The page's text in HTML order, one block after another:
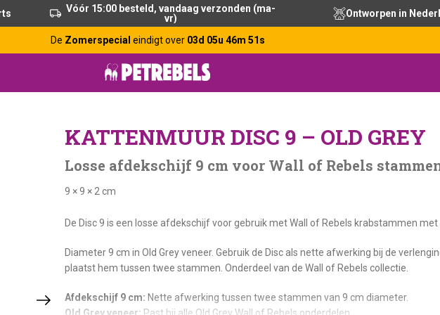
Vóór 15:00 besteld, vandaag verzonden (ma-
vr)
Ontworpen in
De Zomerspecial eindigt over 03d 05u 46m 51s
KATTENMUUR DISC 9 – OLD GREY
Losse afdekschijf 9 cm voor Wall of Rebels
9 × 9 × 2 cm
De Disc 9 is een losse afdekschijf voor gebruik met Wall of Rebels krabstammen
Diameter 9 cm in Old Grey veneer. Gebruik de Disc als nette afwerking bij de
plaatst hem tussen twee stammen. Onderdeel van de Wall of Rebels collectie.
Afdekschijf 9 cm: Nette afwerking tussen twee stammen van 9 cm diameter.